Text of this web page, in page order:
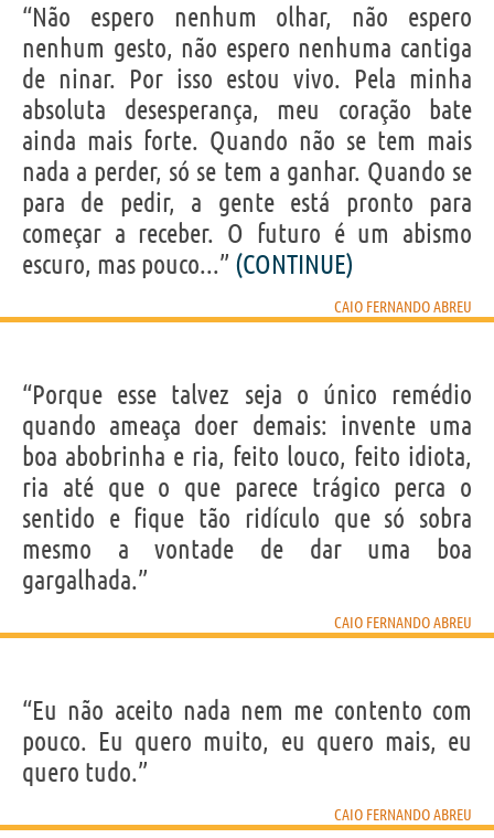
“Não espero nenhum olhar, não espero
nenhum gesto, não espero nenhuma cantiga
de ninar. Por isso estou vivo. Pela minha
absoluta desesperança, meu coração bate
ainda mais forte. Quando não se tem mais
nada a perder, só se tem a ganhar. Quando se
para de pedir, a gente está pronto para
começar a receber. O futuro é um abismo
escuro, mas pouco...” (CONTINUE)
CAIO FERNANDO ABREU
“Porque esse talvez seja o único remédio
quando ameaça doer demais: invente uma
boa abobrinha e ria, feito louco, feito idiota,
ria até que o que parece trágico perca o
sentido e fique tão ridículo que só sobra
mesmo a vontade de dar uma boa
gargalhada.”
CAIO FERNANDO ABREU
“Eu não aceito nada nem me contento com
pouco. Eu quero muito, eu quero mais, eu
quero tudo.”
CAIO FERNANDO ABREU